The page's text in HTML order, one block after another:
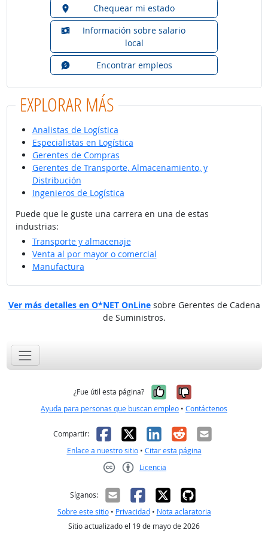
Chequear mi estado
Información sobre salario
local
Encontrar empleos
EXPLORAR MÁS
Analistas de Logística
Especialistas en Logística
Gerentes de Compras
Gerentes de Transporte, Almacenamiento, y
Distribución
Ingenieros de Logística
Puede que le guste una carrera en una de estas
industrias:
Transporte y almacenaje
Venta al por mayor o comercial
Manufactura
Ver más detalles en O*NET OnLinesobre Gerentes de Cadena
de Suministros.
¿Fue útil esta página? Sí, fue útil
No, no fue
Ayuda para personas que buscan empleo • Contáctenos
Compartir: Facebook
X LinkedIn
RedditCorreo
Enlace a nuestro sitio• Citar esta página
Licencia
Síganos:
Sobre este sitio• Privacidad• Nota aclaratoria
Sitio actualizado el 19 de mayo de 2026